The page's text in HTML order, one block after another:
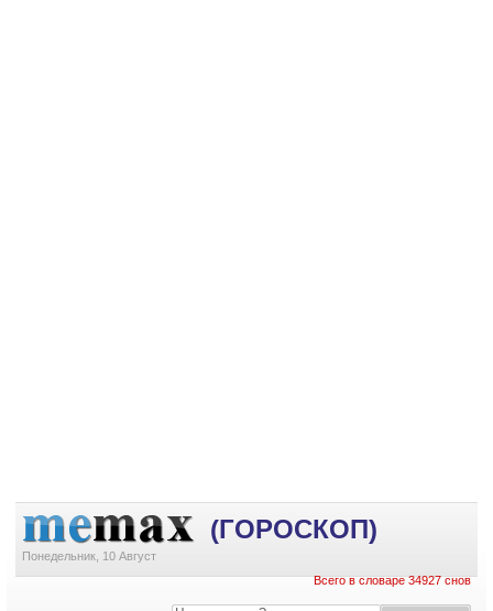
(ГОРОСКОП)
Понедельник, 10 Август
Всего в словаре 34927 снов